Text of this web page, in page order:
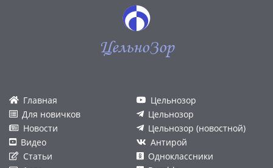
ЦельноЗор
Главная
Для новичков
Новости
Видео
Статьи
Цельнозор
Цельнозор
Цельнозор (новостной)
Антирой
Одноклассники